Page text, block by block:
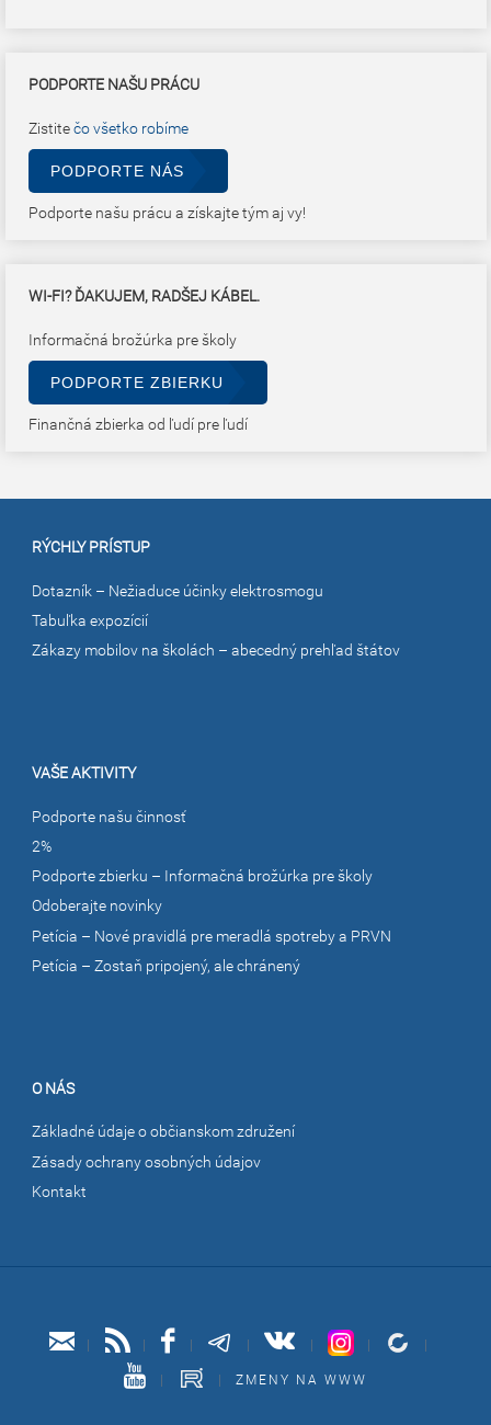
PODPORTE NAŠU PRÁCU
Zistitečo všetko robíme
PODPORTE NÁS
Podporte našu prácu a získajte tým aj vy!
WI-FI? ĎAKUJEM, RADŠEJ KÁBEL.
Informačná brožúrka pre školy
PODPORTE ZBIERKU
Finančná zbierka od ľudí pre ľudí
RÝCHLY PRÍSTUP
Dotazník – Nežiaduce účinky elektrosmogu
Tabuľka expozícií
Zákazy mobilov na školách – abecedný prehľad štátov
VAŠE AKTIVITY
Podporte našu činnosť
2%
Podporte zbierku – Informačná brožúrka pre školy
Odoberajte novinky
Petícia – Nové pravidlá pre meradlá spotreby a PRVN
Petícia – Zostaň pripojený, ale chránený
O NÁS
Základné údaje o občianskom združení
Zásady ochrany osobných údajov
Kontakt
| | | | | | |
| | ZMENY NA WWW